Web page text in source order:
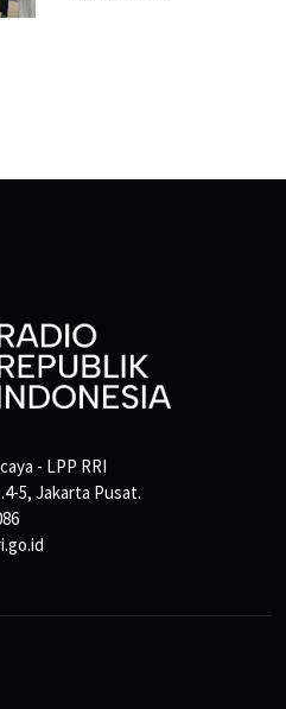
- LPP RRI
5, Jakarta Pusat.